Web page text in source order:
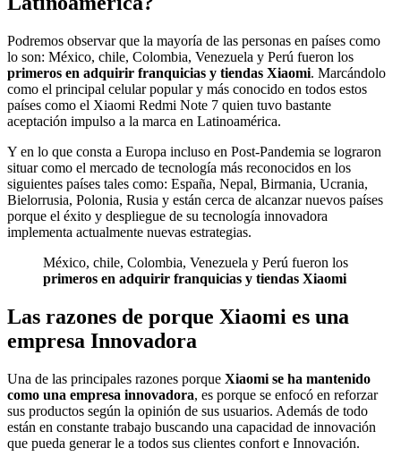
Podremos observar que la mayoría de las personas en países como
lo son: México, chile, Colombia, Venezuela y Perú fueron los
primeros en adquirir franquicias y tiendas Xiaomi. Marcándolo
como el principal celular popular y más conocido en todos estos
países como el Xiaomi Redmi Note 7 quien tuvo bastante
aceptación impulso a la marca en Latinoamérica.
Y en lo que consta a Europa incluso en Post-Pandemia se lograron
situar como el mercado de tecnología más reconocidos en los
siguientes países tales como: España, Nepal, Birmania, Ucrania,
Bielorrusia, Polonia, Rusia y están cerca de alcanzar nuevos países
porque el éxito y despliegue de su tecnología innovadora
implementa actualmente nuevas estrategias.
México, chile, Colombia, Venezuela y Perú fueron los
primeros en adquirir franquicias y tiendas Xiaomi
Las razones de porque Xiaomi es una
empresa Innovadora
Una de las principales razones porque Xiaomi se ha mantenido
como una empresa innovadora, es porque se enfocó en reforzar
sus productos según la opinión de sus usuarios. Además de todo
están en constante trabajo buscando una capacidad de innovación
que pueda generar le a todos sus clientes confort e Innovación.